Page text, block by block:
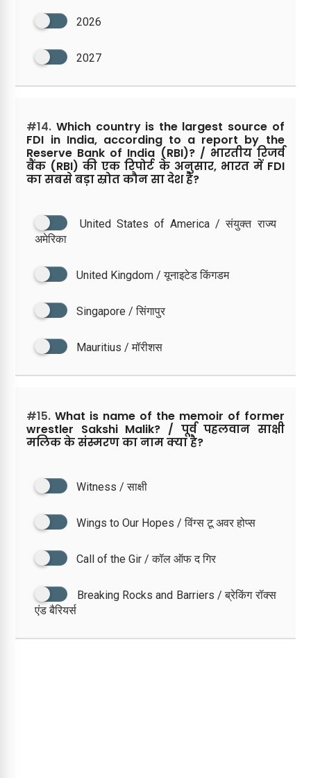
2026
2027
#14. Which country is the largest source of
FDI in India, according to a report by the
Reserve Bank of India (RBI)? / भारतीय रिजर्व
बैंक (RBI) की एक रिपोर्ट के अनुसार, भारत में FDI
का सबसे बड़ा स्रोत कौन सा देश है?
United States of America / संयुक्त राज्य
अमेरिका
United Kingdom / यूनाइटेड किंगडम
Singapore / सिंगापुर
Mauritius / मॉरीशस
#15. What is name of the memoir of former
wrestler Sakshi Malik? / पूर्व पहलवान साक्षी
मलिक के संस्मरण का नाम क्या है?
Witness / साक्षी
Wings to Our Hopes / विंग्स टू अवर होप्स
Call of the Gir / कॉल ऑफ द गिर
Breaking Rocks and Barriers / ब्रेकिंग रॉक्स
एंड बैरियर्स